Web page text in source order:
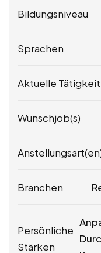
Bildungsniveau
Sprachen
Aktuelle Tätigkeit
Wunschjob(s)
Branchen
Persönliche
Stärken